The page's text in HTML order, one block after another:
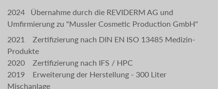
2024 Übernahme durch die REVIDERM AG und
Umfirmierung zu "Mussler Cosmetic Production GmbH"
2021 Zertifizierung nach DIN EN ISO 13485 Medizin-
Produkte
2020 Zertifizierung nach IFS / HPC
2019 Erweiterung der Herstellung - 300 Liter
Mischanlage